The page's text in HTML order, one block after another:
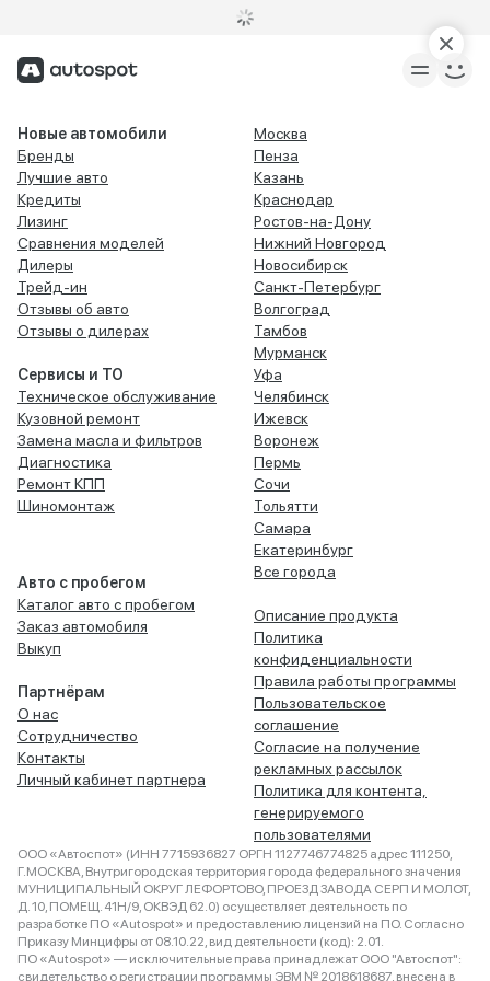
Новые автомобили
Бренды
Лучшие авто
Кредиты
Лизинг
Сравнения моделей
Дилеры
Трейд-ин
Отзывы об авто
Отзывы о дилерах
Сервисы и ТО
Техническое обслуживание
Кузовной ремонт
Замена масла и фильтров
Диагностика
Ремонт КПП
Шиномонтаж
Авто с пробегом
Каталог авто с пробегом
Заказ автомобиля
Выкуп
Партнёрам
О нас
Сотрудничество
Контакты
Личный кабинет партнера
Москва
Пенза
Казань
Краснодар
Ростов-на-Дону
Нижний Новгород
Новосибирск
Санкт-Петербург
Волгоград
Тамбов
Мурманск
Уфа
Челябинск
Ижевск
Воронеж
Пермь
Сочи
Тольятти
Самара
Екатеринбург
Все города
Описание продукта
Политика
конфиденциальности
Правила работы программы
Пользовательское
соглашение
Согласие на получение
рекламных рассылок
Политика для контента,
генерируемого
пользователями
ООО «Автоспот» (ИНН 7715936827 ОРГН 1127746774825 адрес 111250,
Г.МОСКВА, Внутригородская территория города федерального значения
МУНИЦИПАЛЬНЫЙ ОКРУГ ЛЕФОРТОВО, ПРОЕЗД ЗАВОДА СЕРП И МОЛОТ,
Д. 10, ПОМЕЩ. 41Н/9, ОКВЭД 62.0) осуществляет деятельность по
разработке ПО «Autospot» и предоставлению лицензий на ПО. Согласно
Приказу Минцифры от 08.10.22, вид деятельности (код): 2.01.
ПО «Autospot» — исключительные права принадлежат ООО "Автоспот":
свидетельство о регистрации программы ЭВМ № 2018618687, внесена в